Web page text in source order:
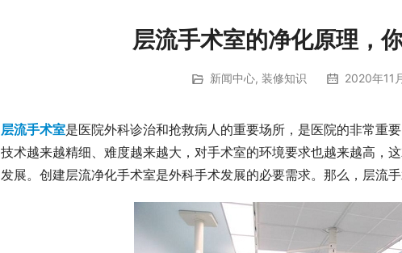
层流手术室的净化原理，
新闻中心, 装修知识 2020年11
层流手术室是医院外科诊治和抢救病人的重要场所，是医院的非常重
技术越来越精细、难度越来越大，对手术室的环境要求也越来越高，
发展。创建层流净化手术室是外科手术发展的必要需求。那么，层流